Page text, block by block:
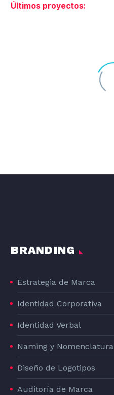
Últimos proyectos:
BRANDING
Estrategia de Marca
Identidad Corporativa
Identidad Verbal
Naming y Nomenclatura
Diseño de Logotipos
Auditoría de Marca